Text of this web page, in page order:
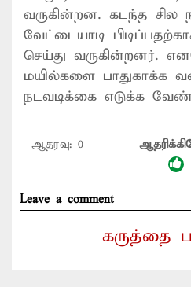
வருகின்றன. கடந்த
வேட்டையாடி
செய்து வருகின்றனர்.
மயில்களை பாதுகாக்க
நடவடிக்கை எடுக்க
ஆதரவு: 0
Leave a comment
கருத்தை